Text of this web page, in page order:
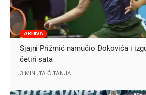
ARHIVA
Sjajni Prižmić namučio Đokovića i
četiri sata
3 MINUTA ČITANJA